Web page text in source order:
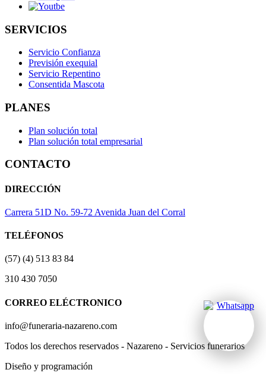
SERVICIOS
Servicio Confianza
Previsión exequial
Servicio Repentino
Consentida Mascota
PLANES
Plan solución total
Plan solución total empresarial
CONTACTO
DIRECCIÓN
Carrera 51D No. 59-72 Avenida Juan del Corral
TELÉFONOS
(57) (4) 513 83 84
310 430 7050
CORREO ELÉCTRONICO
info@funeraria-nazareno.com
Todos los derechos reservados - Nazareno - Servicios funerarios
Diseño y programación